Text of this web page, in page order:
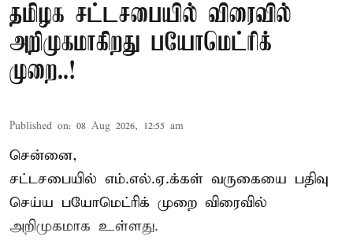
தமிழக சட்டசபையில் விரைவில்
அறிமுகமாகிறது பயோமெட்ரிக்
முறை..!
Published on: 08 Aug 2026, 12:55 am
சென்னை,
சட்டசபையில் எம்.எல்.ஏ.க்கள் வருகையை பதிவு
செய்ய பயோமெட்ரிக் முறை விரைவில்
அறிமுகமாக உள்ளது.